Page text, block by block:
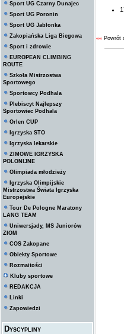
Sport UG Czarny Dunajec
Sport UG Poronin
Sport UG Jabłonka
Zakopiańska Liga Biegowa
Sport i zdrowie
EUROPEAN CLIMBING
ROUTE
Szkoła Mistrzostwa
Sportowego
Sportowcy Podhala
Plebiscyt Najlepszy
Sportowiec Podhala
Orlen CUP
Igrzyska STO
Igrzyska lekarskie
ZIMOWE IGRZYSKA
POLONIJNE
Olimpiada młodzieży
Igrzyska Olimpijskie
Mistrzostwa Świata Igrzyska
Europejskie
Tour De Pologne Maratony
LANG TEAM
Uniwersjady, MS Juniorów
ZIOM
COS Zakopane
Obiekty Sportowe
Rozmaitości
Kluby sportowe
REDAKCJA
Linki
Zapowiedzi
Dyscypliny
«« Powrót